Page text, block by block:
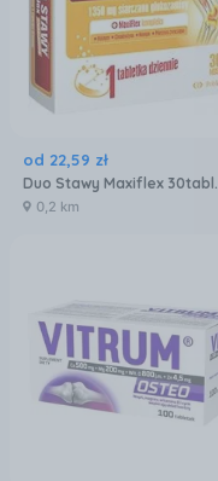
od 22,59 zł
Duo Stawy Maxiflex 30tabl.
0,2 km